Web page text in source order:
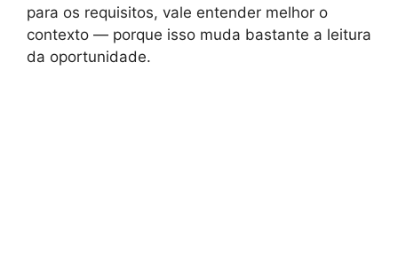
para os requisitos, vale entender melhor o
contexto — porque isso muda bastante a leitura
da oportunidade.